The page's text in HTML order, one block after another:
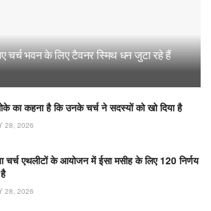
चर्च भवन के लिए टैवनर स्मिथ धन जुटा रहे हैं
का कहना है कि उनके चर्च ने सदस्यों को खो दिया है
28, 2026
चर्च एथलीटों के आयोजन में ईसा मसीह के लिए 120 निर्णय
28, 2026